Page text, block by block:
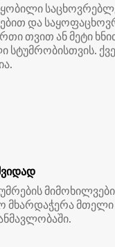
და
თვით ან მეტი
მხარდაჭერა მთელი